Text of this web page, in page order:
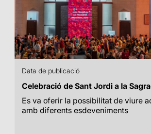
Data de publicació
Celebració de Sant Jordi a la
Es va oferir la possibilitat de viure
amb diferents esdeveniments